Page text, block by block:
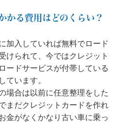
かる費用はどのくらい？
加入していれば無料でロード
けられて、今ではクレジット
ードサービスが付帯している
ています。
場合は以前に任意整理をした
まだクレジットカードを作れ
金がなくかなり古い車に乗っ